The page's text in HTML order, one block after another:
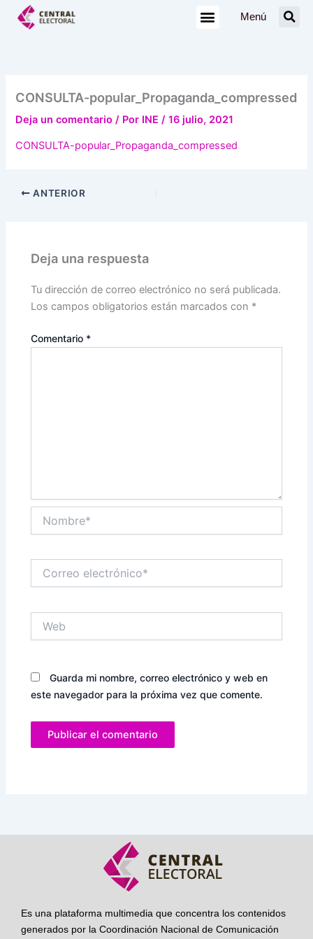
Menú
CONSULTA-popular_Propaganda_compressed
Deja un comentario / Por INE/16 julio, 2021
CONSULTA-popular_Propaganda_compressed
ANTERIOR
Deja una respuesta
Tu dirección de correo electrónico no será publicada.
Los campos obligatorios están marcados con *
Comentario *
electrónico*
Guarda mi nombre, correo electrónico y web en
este navegador para la próxima vez que comente.
Es una plataforma multimedia que concentra los contenidos
generados por la Coordinación Nacional de Comunicación